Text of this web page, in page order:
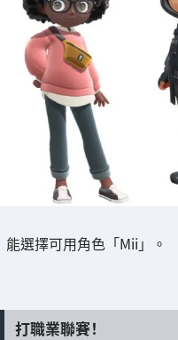
能選擇可用角色「Mii」。
打職業聯賽！